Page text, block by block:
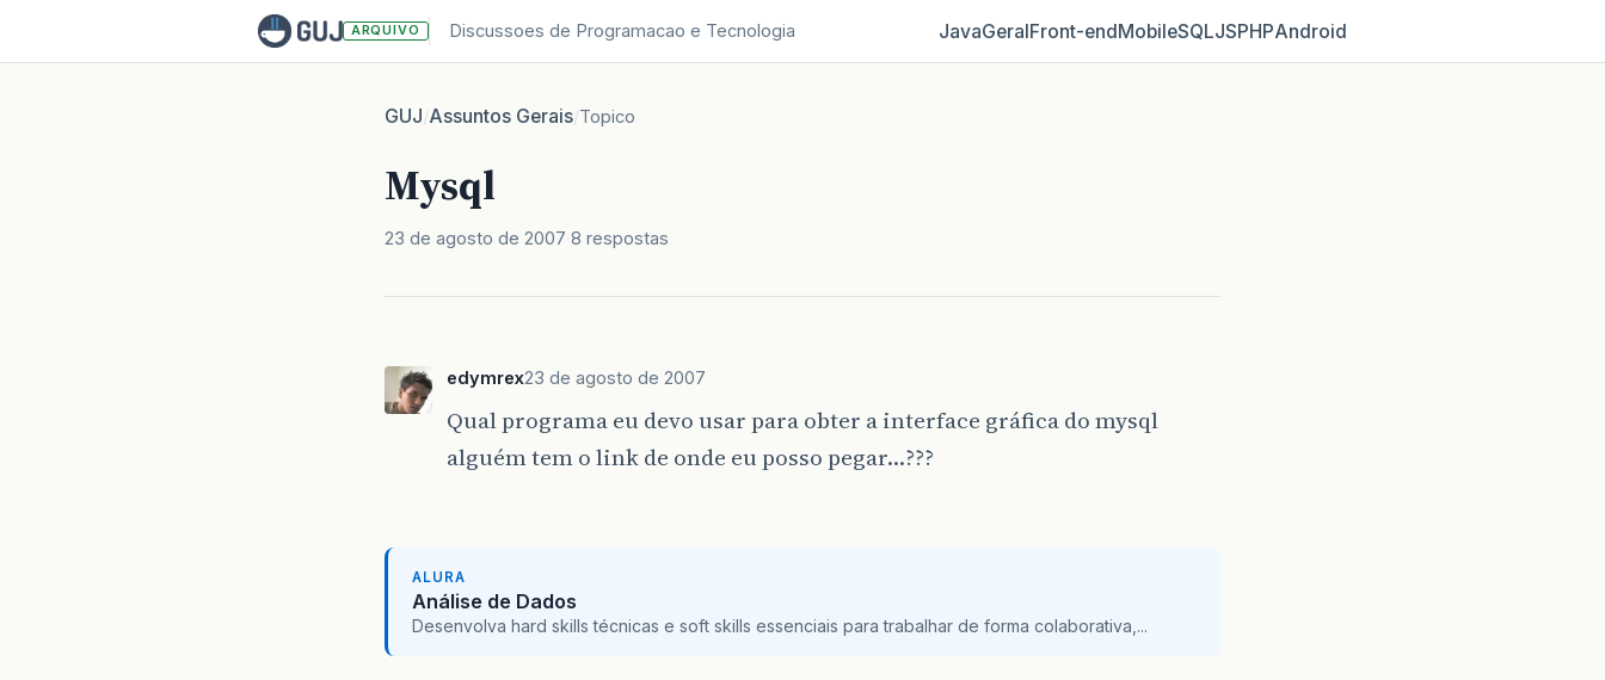
ARQUIVO Discussoes de Programacao e Tecnologia JavaGeralFront‑endMobileSQLJSPHPAndroid
GUJ/Assuntos Gerais/Topico
Mysql
23 de agosto de 2007 8 respostas
edymrex23 de agosto de 2007
Qual programa eu devo usar para obter a interface gráfica do mysql
alguém tem o link de onde eu posso pegar…???
ALURA
Análise de Dados
Desenvolva hard skills técnicas e soft skills essenciais para trabalhar de forma colaborativa,...